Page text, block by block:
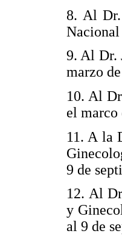
8. Al Dr.
Nacional
9. Al Dr.
marzo
10. Al
el marco
11. A la
9 de
12. Al
y
al 9 de